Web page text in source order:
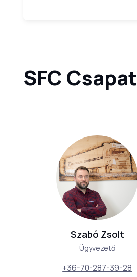
SFC Csapat
Szabó Zsolt
Ügyvezető
+36-70-287-39-28